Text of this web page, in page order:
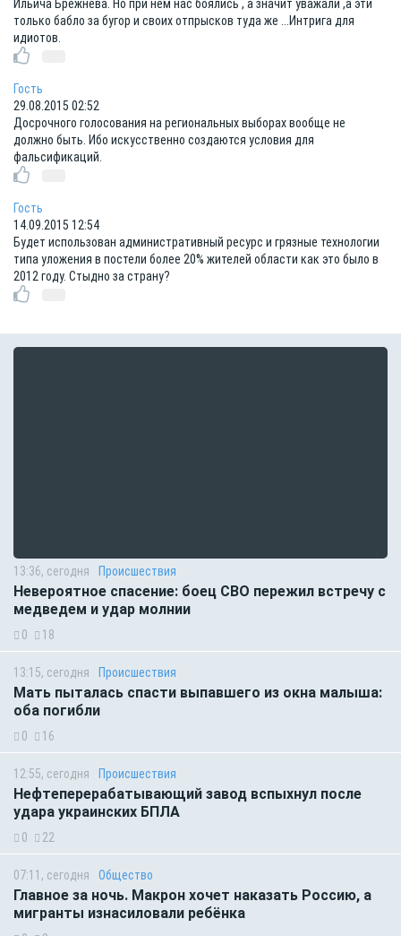
Ильича Брежнева. Но при нем нас боялись , а значит уважали ,а эти
только бабло за бугор и своих отпрысков туда же ...Интрига для
идиотов.
Гость
29.08.2015 02:52
Досрочного голосования на региональных выборах вообще не
должно быть. Ибо искусственно создаются условия для
фальсификаций.
Гость
14.09.2015 12:54
Будет использован административный ресурс и грязные технологии
типа уложения в постели более 20% жителей области как это было в
2012 году. Стыдно за страну?
13:36, сегодня Происшествия
Невероятное спасение: боец СВО пережил встречу с
медведем и удар молнии
0 18
13:15, сегодня Происшествия
Мать пыталась спасти выпавшего из окна малыша:
оба погибли
0 16
12:55, сегодня Происшествия
Нефтеперерабатывающий завод вспыхнул после
удара украинских БПЛА
0 22
07:11, сегодня Общество
Главное за ночь. Макрон хочет наказать Россию, а
мигранты изнасиловали ребёнка